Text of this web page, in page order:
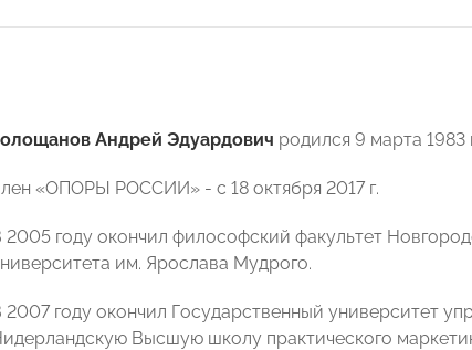
Андрей Эдуардович родился 9 марта 1983
«ОПОРЫ РОССИИ» - с 18 октября 2017 г.
2005 году окончил философский факультет
им. Ярослава Мудрого.
2007 году окончил Государственный университет
Высшую школу практического